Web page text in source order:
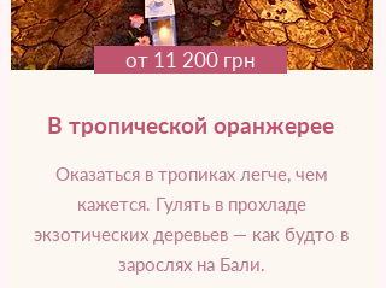
от 11 200 грн
В тропической оранжерее
Оказаться в тропиках легче, чем
кажется. Гулять в прохладе
экзотических деревьев — как будто в
зарослях на Бали.